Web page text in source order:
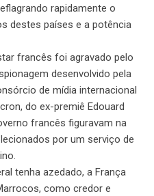
rapidamente o
destes países e a potência
francês foi agravado pelo
desenvolvido pela
de mídia internacional
do ex-premiê Edouard
francês figuravam na
por um serviço de
tenha azedado, a França
como credor e